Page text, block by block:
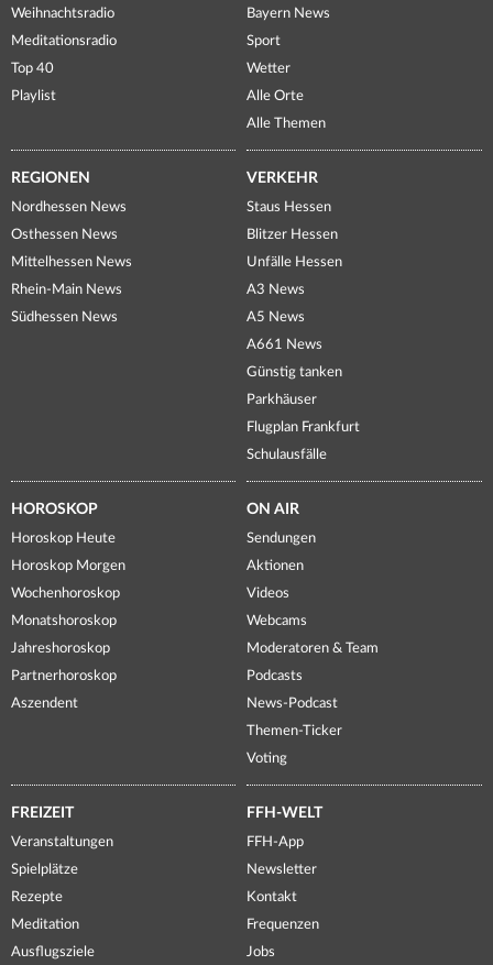
Weihnachtsradio
Meditationsradio
Top 40
Playlist
Bayern News
Sport
Wetter
Alle Orte
Alle Themen
REGIONEN
Nordhessen News
Osthessen News
Mittelhessen News
Rhein-Main News
Südhessen News
VERKEHR
Staus Hessen
Blitzer Hessen
Unfälle Hessen
A3 News
A5 News
A661 News
Günstig tanken
Parkhäuser
Flugplan Frankfurt
Schulausfälle
HOROSKOP
Horoskop Heute
Horoskop Morgen
Wochenhoroskop
Monatshoroskop
Jahreshoroskop
Partnerhoroskop
Aszendent
ON AIR
Sendungen
Aktionen
Videos
Webcams
Moderatoren & Team
Podcasts
News-Podcast
Themen-Ticker
Voting
FREIZEIT
Veranstaltungen
Spielplätze
Rezepte
Meditation
Ausflugsziele
FFH-WELT
FFH-App
Newsletter
Kontakt
Frequenzen
Jobs